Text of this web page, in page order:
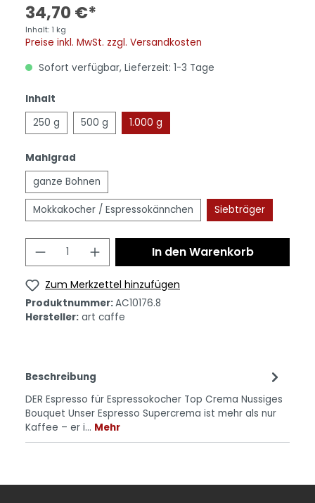
34,70 €*
Inhalt: 1 kg
Preise inkl. MwSt. zzgl. Versandkosten
Sofort verfügbar, Lieferzeit: 1-3 Tage
Inhalt
250 g
500 g 1.000 g
Mahlgrad
ganze Bohnen
Mokkakocher / Espressokännchen Siebträger
In den Warenkorb
Zum Merkzettel hinzufügen
Produktnummer:AC10176.8
Hersteller: art caffe
Beschreibung
DER Espresso für Espressokocher Top Crema Nussiges
Bouquet Unser Espresso Supercrema ist mehr als nur
Kaffee – er i… Mehr